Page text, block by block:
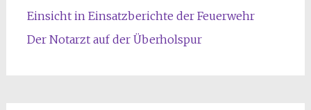
Einsicht in Einsatzberichte der Feuerwehr
Der Notarzt auf der Überholspur